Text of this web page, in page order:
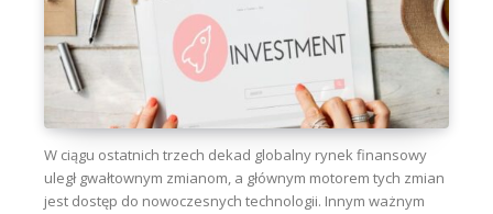
W ciągu ostatnich trzech dekad globalny rynek finansowy
uległ gwałtownym zmianom, a głównym motorem tych zmian
jest dostęp do nowoczesnych technologii. Innym ważnym